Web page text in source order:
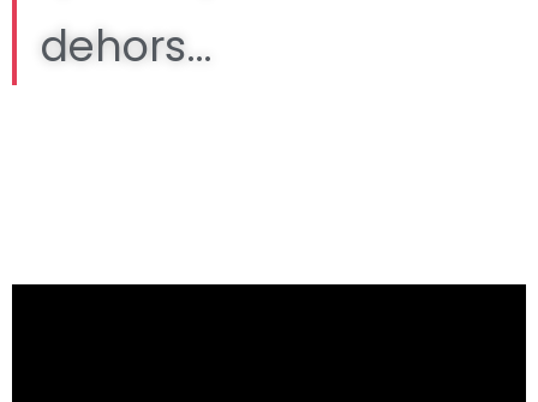
dehors…